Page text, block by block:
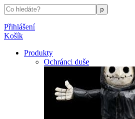
Přihlášení
Košík
Produkty
Ochránci duše